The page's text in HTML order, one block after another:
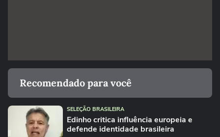
Recomendado para você
SELEÇÃO BRASILEIRA
Edinho critica influência europeia e
defende identidade brasileira